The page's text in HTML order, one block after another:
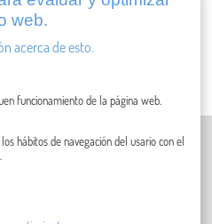
web.
acerca de esto.
funcionamiento de la página web.
hábitos de navegación del usario con el